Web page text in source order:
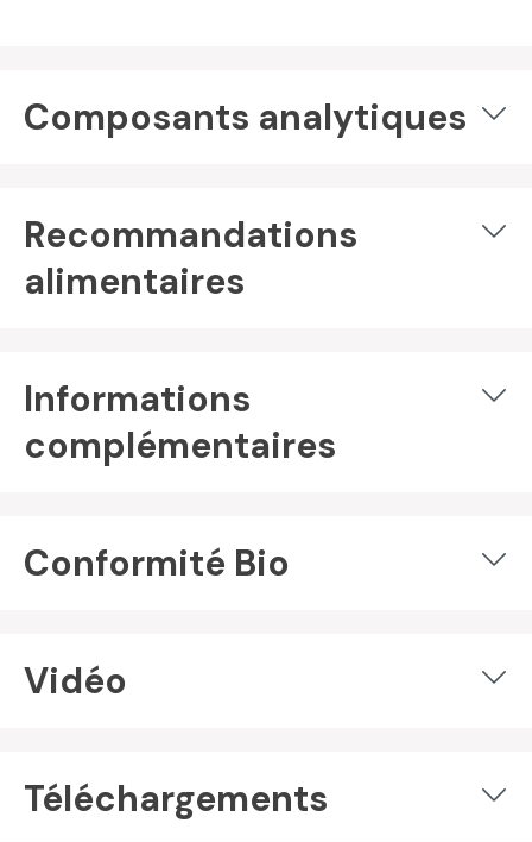
Composants analytiques
Recommandations
alimentaires
Informations
complémentaires
Conformité Bio
Vidéo
Téléchargements